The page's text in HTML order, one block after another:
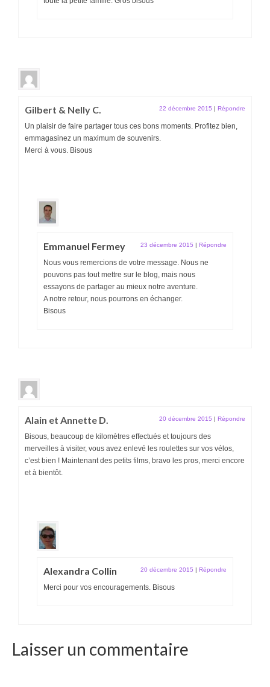
Gilbert & Nelly C. 22 décembre 2015 | Répondre
Un plaisir de faire partager tous ces bons moments. Profitez bien,
emmagasinez un maximum de souvenirs.
Merci à vous. Bisous
Emmanuel Fermey 23 décembre 2015 | Répondre
Nous vous remercions de votre message. Nous ne
pouvons pas tout mettre sur le blog, mais nous
essayons de partager au mieux notre aventure.
A notre retour, nous pourrons en échanger.
Bisous
Alain et Annette D. 20 décembre 2015 | Répondre
Bisous, beaucoup de kilomètres effectués et toujours des
merveilles à visiter, vous avez enlevé les roulettes sur vos vélos,
c’est bien ! Maintenant des petits films, bravo les pros, merci encore
et à bientôt.
Alexandra Collin 20 décembre 2015 | Répondre
Merci pour vos encouragements. Bisous
Laisser un commentaire